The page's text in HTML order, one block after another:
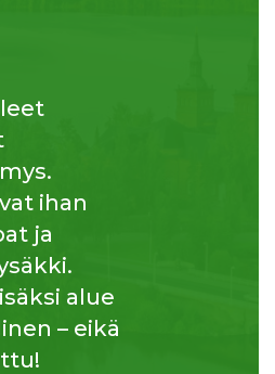
ihan
ja
alue
– eikä